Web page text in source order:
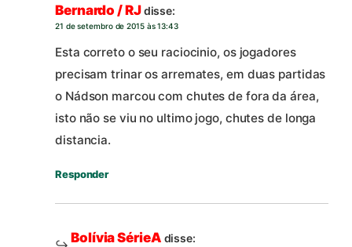
Bernardo / RJdisse:
21 de setembro de 2015 às 13:43
Esta correto o seu raciocinio, os jogadores
precisam trinar os arremates, em duas partidas
o Nádson marcou com chutes de fora da área,
isto não se viu no ultimo jogo, chutes de longa
distancia.
Responder
Bolívia SérieA disse: